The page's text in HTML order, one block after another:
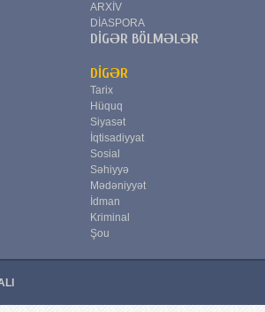
ARXİV
DİASPORA
DİGƏR BÖLMƏLƏR
DİGƏR
Tarix
Hüquq
Siyasət
İqtisadiyyat
Sosial
Səhiyyə
Mədəniyyət
İdman
Kriminal
Şou